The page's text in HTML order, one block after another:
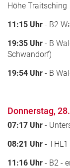
Höhe Traitsching
11:15 Uhr - B2
19:35 Uhr - B
Schwandorf)
19:54 Uhr - B
Donnerstag,
07:17 Uhr -
08:21 Uhr -
11:16 Uhr - B2 -